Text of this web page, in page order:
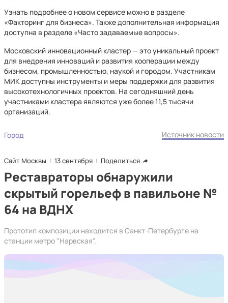
Узнать подробнее о новом сервисе можно в разделе
«Факторинг для бизнеса». Также дополнительная информация
доступна в разделе «Часто задаваемые вопросы».
Московский инновационный кластер — это уникальный проект
для внедрения инноваций и развития кооперации между
бизнесом, промышленностью, наукой и городом. Участникам
МИК доступны инструменты и меры поддержки для развития
высокотехнологичных проектов. На сегодняшний день
участниками кластера являются уже более 11,5 тысячи
организаций.
Город Источник новости
Сайт Москвы 13 сентября Поделиться
Реставраторы обнаружили
скрытый горельеф в павильоне №
64 на ВДНХ
Прототип композиции находится в Санкт-Петербурге на
станции метро "Нарвская".